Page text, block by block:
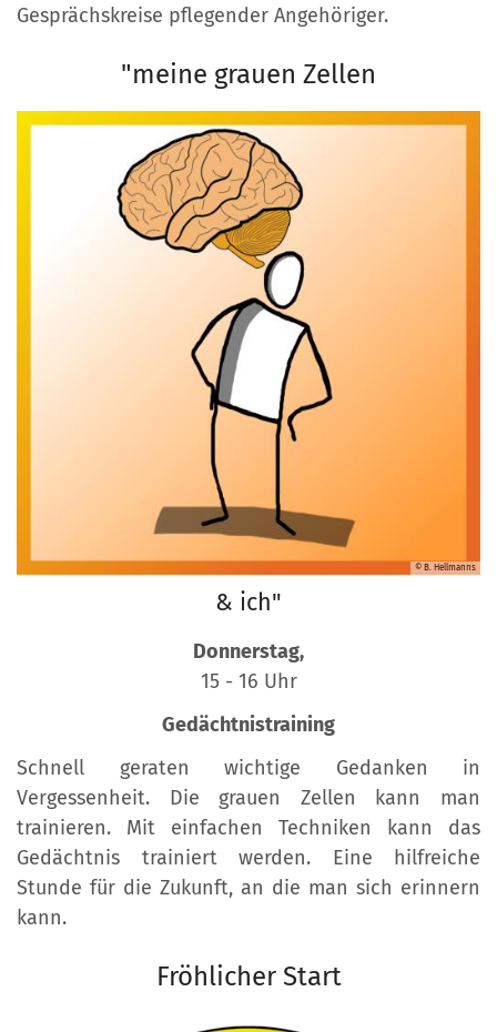
Gesprächskreise pflegender Angehöriger.
"meine grauen Zellen
© B. Hellmanns
& ich"
Donnerstag,
15 - 16 Uhr
Gedächtnistraining
Schnell geraten wichtige Gedanken in
Vergessenheit. Die grauen Zellen kann man
trainieren. Mit einfachen Techniken kann das
Gedächtnis trainiert werden. Eine hilfreiche
Stunde für die Zukunft, an die man sich erinnern
kann.
Fröhlicher Start